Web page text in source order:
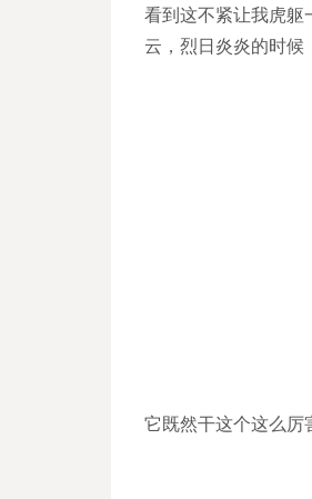
看到这不紧让我虎
云，烈日炎炎的时候
它既然干这个这么